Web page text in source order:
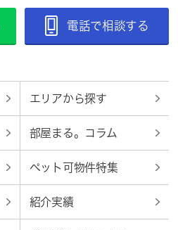
電話で相談する
エリアから探す
部屋まる。コラム
ペット可物件特集
紹介実績